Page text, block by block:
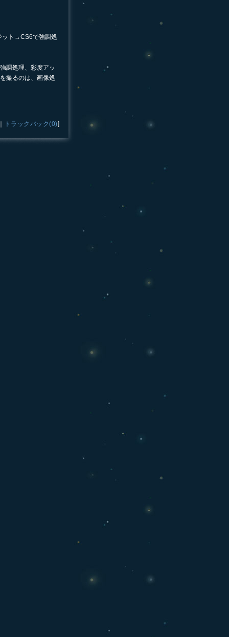
ット→CS6で強調処
調処理、彩度アッ
撮るのは、画像処
トラックバック(0)]